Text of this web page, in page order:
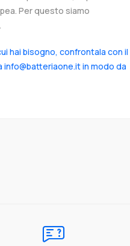
Per questo siamo
hai bisogno, confrontala con il
info@batteriaone.it in modo da